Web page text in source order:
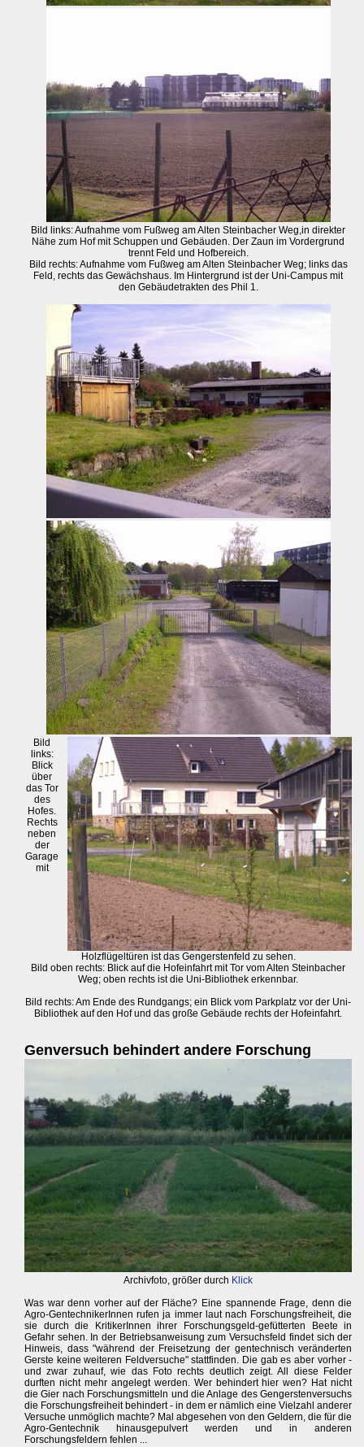
Bild links: Aufnahme vom Fußweg am Alten Steinbacher Weg,in direkter
Nähe zum Hof mit Schuppen und Gebäuden. Der Zaun im Vordergrund
trennt Feld und Hofbereich.
Bild rechts: Aufnahme vom Fußweg am Alten Steinbacher Weg; links das
Feld, rechts das Gewächshaus. Im Hintergrund ist der Uni-Campus mit
den Gebäudetrakten des Phil 1.
Bild
links:
Blick
über
das Tor
des
Hofes.
Rechts
neben
der
Garage
mit
Holzflügeltüren ist das Gengerstenfeld zu sehen.
Bild oben rechts: Blick auf die Hofeinfahrt mit Tor vom Alten Steinbacher
Weg; oben rechts ist die Uni-Bibliothek erkennbar.
Bild rechts: Am Ende des Rundgangs; ein Blick vom Parkplatz vor der Uni-
Bibliothek auf den Hof und das große Gebäude rechts der Hofeinfahrt.
Genversuch behindert andere Forschung
Archivfoto, größer durch Klick
Was war denn vorher auf der Fläche? Eine spannende Frage, denn die
Agro-GentechnikerInnen rufen ja immer laut nach Forschungsfreiheit, die
sie durch die KritikerInnen ihrer Forschungsgeld-gefütterten Beete in
Gefahr sehen. In der Betriebsanweisung zum Versuchsfeld findet sich der
Hinweis, dass "während der Freisetzung der gentechnisch veränderten
Gerste keine weiteren Feldversuche" stattfinden. Die gab es aber vorher -
und zwar zuhauf, wie das Foto rechts deutlich zeigt. All diese Felder
durften nicht mehr angelegt werden. Wer behindert hier wen? Hat nicht
die Gier nach Forschungsmitteln und die Anlage des Gengerstenversuchs
die Forschungsfreiheit behindert - in dem er nämlich eine Vielzahl anderer
Versuche unmöglich machte? Mal abgesehen von den Geldern, die für die
Agro-Gentechnik hinausgepulvert werden und in anderen
Forschungsfeldern fehlen ...